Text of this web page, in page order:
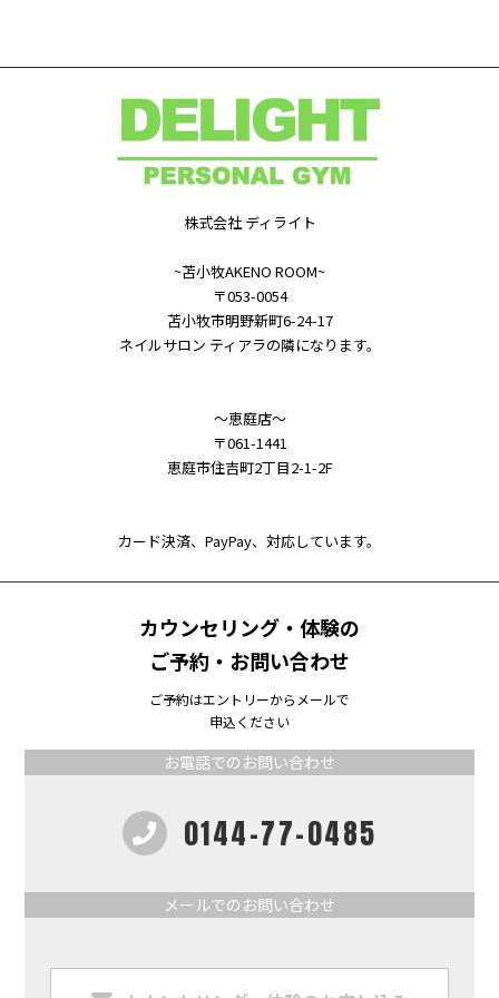
株式会社 ディライト
~苫小牧AKENO ROOM~
〒053-0054
苫小牧市明野新町6-24-17
ネイルサロン ティアラの隣になります。
～恵庭店～
〒061-1441
恵庭市住吉町2丁目2-1-2F
カード決済、PayPay、対応しています。
カウンセリング・体験の
ご予約・お問い合わせ
ご予約はエントリーからメールで
申込ください
お電話でのお問い合わせ
0144-77-0485
メールでのお問い合わせ